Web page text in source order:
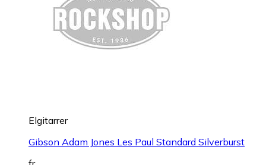
Elgitarrer
Gibson Adam Jones Les Paul Standard Silverburst